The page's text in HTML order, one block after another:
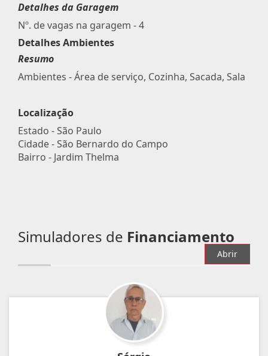
Detalhes da Garagem
Nº. de vagas na garagem - 4
Detalhes Ambientes
Resumo
Ambientes - Área de serviço, Cozinha, Sacada, Sala
Localização
Estado -São Paulo
Cidade -São Bernardo do Campo
Bairro - Jardim Thelma
Simuladores de Financiamento
Abrir